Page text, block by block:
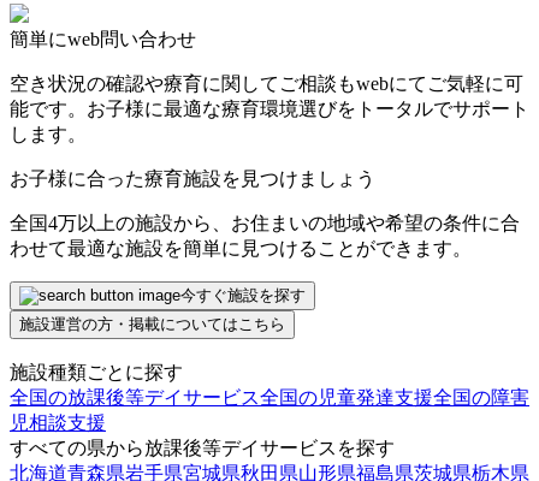
簡単にweb問い合わせ
空き状況の確認や療育に関してご相談もwebにてご気軽に可
能です。お子様に最適な療育環境選びをトータルでサポート
します。
お子様に合った療育施設を見つけましょう
全国4万以上の施設から、お住まいの地域や希望の条件に合
わせて最適な施設を簡単に見つけることができます。
今すぐ施設を探す
施設運営の方・掲載についてはこちら
施設種類ごとに探す
全国の放課後等デイサービス全国の児童発達支援全国の障害
児相談支援
すべての県から放課後等デイサービスを探す
北海道青森県岩手県宮城県秋田県山形県福島県茨城県栃木県